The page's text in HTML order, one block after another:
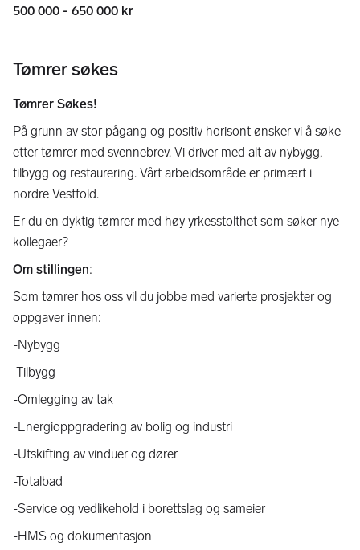
500 000 - 650 000 kr
Tømrer søkes
Tømrer Søkes!
På grunn av stor pågang og positiv horisont ønsker vi å søke
etter tømrer med svennebrev. Vi driver med alt av nybygg,
tilbygg og restaurering. Vårt arbeidsområde er primært i
nordre Vestfold.
Er du en dyktig tømrer med høy yrkesstolthet som søker nye
kollegaer?
Om stillingen:
Som tømrer hos oss vil du jobbe med varierte prosjekter og
oppgaver innen:
-Nybygg
-Tilbygg
-Omlegging av tak
-Energioppgradering av bolig og industri
-Utskifting av vinduer og dører
-Totalbad
-Service og vedlikehold i borettslag og sameier
-HMS og dokumentasjon